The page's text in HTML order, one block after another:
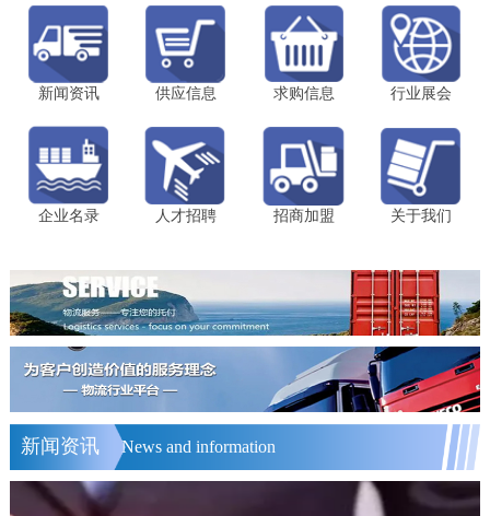
新闻资讯 供应信息 求购信息 行业展会
企业名录 人才招聘 招商加盟 关于我们
新闻资讯 News and information